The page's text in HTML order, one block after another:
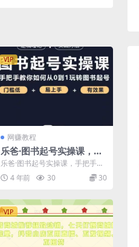
VIP
网赚教程
乐爸·图书起号实操课，手
把手教你如何从0-1玩转图
书起号
乐爸·图书起号实操课，手把手教
你如何从0-1玩转图书起号 课程
内容： 怎么开通橱...
4 年前 30 30
VIP